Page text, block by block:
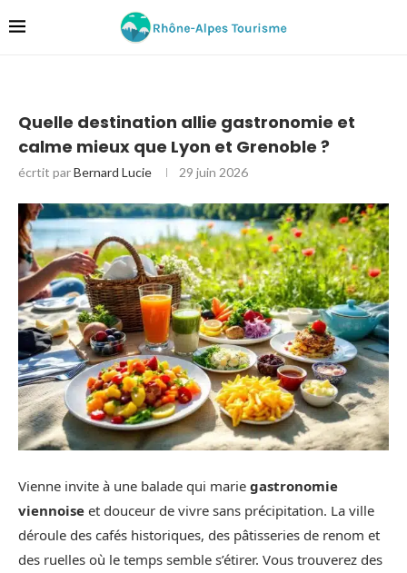
Quelle destination allie gastronomie et
calme mieux que Lyon et Grenoble ?
écrtit parBernard Lucie 29 juin 2026
Vienne invite à une balade qui marie gastronomie
viennoise et douceur de vivre sans précipitation. La ville
déroule des cafés historiques, des pâtisseries de renom et
des ruelles où le temps semble s’étirer. Vous trouverez des